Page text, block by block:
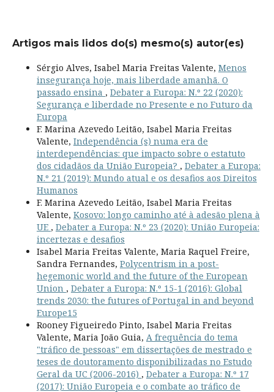
Artigos mais lidos do(s) mesmo(s) autor(es)
Sérgio Alves, Isabel Maria Freitas Valente, Menos
insegurança hoje, mais liberdade amanhã. O
passado ensina , Debater a Europa: N.º 22 (2020):
Segurança e liberdade no Presente e no Futuro da
Europa
F. Marina Azevedo Leitão, Isabel Maria Freitas
Valente, Independência (s) numa era de
interdependências: que impacto sobre o estatuto
dos cidadãos da União Europeia? , Debater a Europa:
N.º 21 (2019): Mundo atual e os desafios aos Direitos
Humanos
F. Marina Azevedo Leitão, Isabel Maria Freitas
Valente, Kosovo: longo caminho até à adesão plena à
UE , Debater a Europa: N.º 23 (2020): União Europeia:
incertezas e desafios
Isabel Maria Freitas Valente, Maria Raquel Freire,
Sandra Fernandes, Polycentrism in a post-
hegemonic world and the future of the European
Union , Debater a Europa: N.º 15-1 (2016): Global
trends 2030: the futures of Portugal in and beyond
Europe15
Rooney Figueiredo Pinto, Isabel Maria Freitas
Valente, Maria João Guia, A frequência do tema
"tráfico de pessoas" em dissertações de mestrado e
teses de doutoramento disponibilizadas no Estudo
Geral da UC (2006-2016) , Debater a Europa: N.º 17
(2017): União Europeia e o combate ao tráfico de